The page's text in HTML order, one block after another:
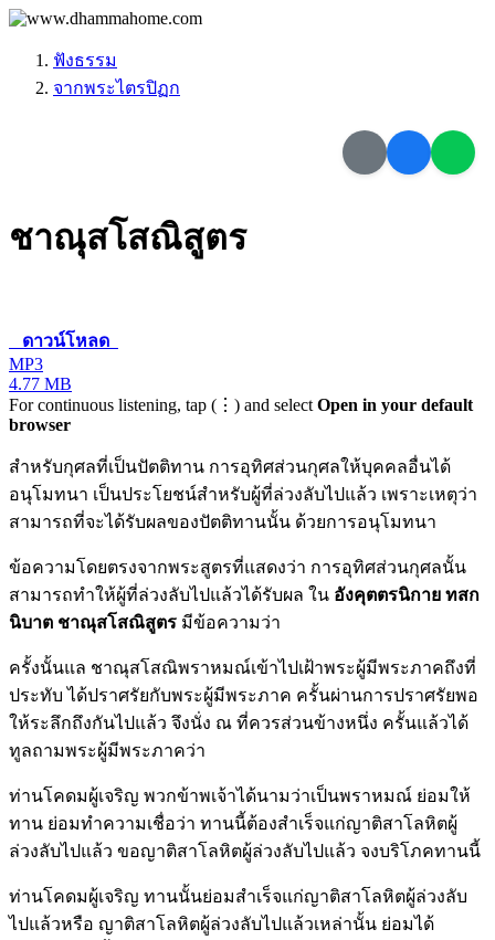
ฟังธรรม
จากพระไตรปิฏก
ชาณุสโสณิสูตร
ดาวน์โหลด
MP3
4.77 MB
For continuous listening, tap (⋮) and select Open in your default
browser
สำหรับกุศลที่เป็นปัตติทาน การอุทิศส่วนกุศลให้บุคคลอื่นได้
อนุโมทนา เป็นประโยชน์สำหรับผู้ที่ล่วงลับไปแล้ว เพราะเหตุว่า
สามารถที่จะได้รับผลของปัตติทานนั้น ด้วยการอนุโมทนา
ข้อความโดยตรงจากพระสูตรที่แสดงว่า การอุทิศส่วนกุศลนั้น
สามารถทำให้ผู้ที่ล่วงลับไปแล้วได้รับผล ใน อังคุตตรนิกาย ทสก
นิบาต ชาณุสโสณิสูตร มีข้อความว่า
ครั้งนั้นแล ชาณุสโสณิพราหมณ์เข้าไปเฝ้าพระผู้มีพระภาคถึงที่
ประทับ ได้ปราศรัยกับพระผู้มีพระภาค ครั้นผ่านการปราศรัยพอ
ให้ระลึกถึงกันไปแล้ว จึงนั่ง ณ ที่ควรส่วนข้างหนึ่ง ครั้นแล้วได้
ทูลถามพระผู้มีพระภาคว่า
ท่านโคดมผู้เจริญ พวกข้าพเจ้าได้นามว่าเป็นพราหมณ์ ย่อมให้
ทาน ย่อมทำความเชื่อว่า ทานนี้ต้องสำเร็จแก่ญาติสาโลหิตผู้
ล่วงลับไปแล้ว ขอญาติสาโลหิตผู้ล่วงลับไปแล้ว จงบริโภคทานนี้
ท่านโคดมผู้เจริญ ทานนั้นย่อมสำเร็จแก่ญาติสาโลหิตผู้ล่วงลับ
ไปแล้วหรือ ญาติสาโลหิตผู้ล่วงลับไปแล้วเหล่านั้น ย่อมได้